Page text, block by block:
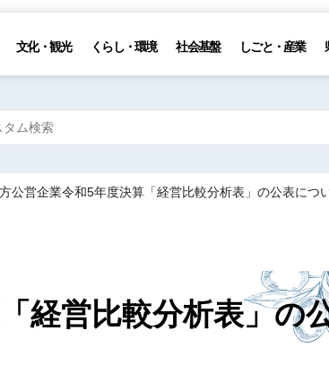
文化・観光 くらし・環境 社会基盤 しごと・産業
公営企業令和5年度決算「経営比較分析表」の公表につ
経営比較分析表」の